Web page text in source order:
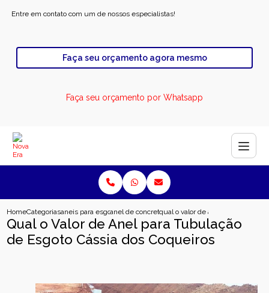
Entre em contato com um de nossos especialistas!
Faça seu orçamento agora mesmo
Faça seu orçamento por Whatsapp
HomeCategoriasaneis para esgotoanel de concreto para esgoto
qual o valor de anel para
Qual o Valor de Anel para Tubulação
de Esgoto Cássia dos Coqueiros